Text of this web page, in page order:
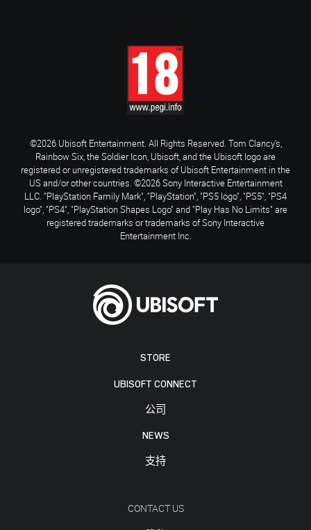
STORE
UBISOFT CONNECT
公司
NEWS
支持
CONTACT US
©2026 Ubisoft Entertainment. All Rights Reserved. Tom Clancy’s,
Rainbow Six, the Soldier Icon, Ubisoft, and the Ubisoft logo are
registered or unregistered trademarks of Ubisoft Entertainment in the
US and/or other countries. ©2026 Sony Interactive Entertainment
LLC. "PlayStation Family Mark", "PlayStation", "PS5 logo", "PS5", "PS4
logo", "PS4", "PlayStation Shapes Logo" and "Play Has No Limits" are
registered trademarks or trademarks of Sony Interactive
Entertainment Inc.